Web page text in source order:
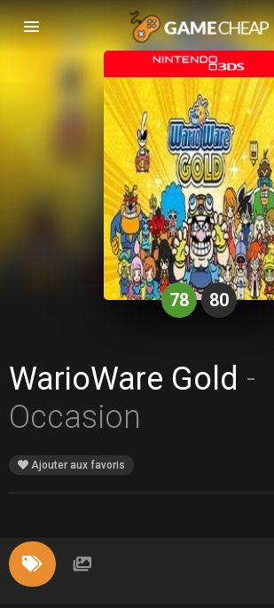
Basculer
la
navigation
78 80
WarioWare Gold -
Occasion
Ajouter aux favoris